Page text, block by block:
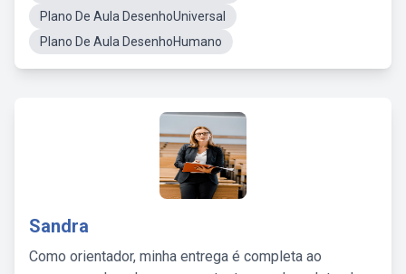
Plano De Aula DesenhoUniversal
Plano De Aula DesenhoHumano
Sandra
Como orientador, minha entrega é completa ao